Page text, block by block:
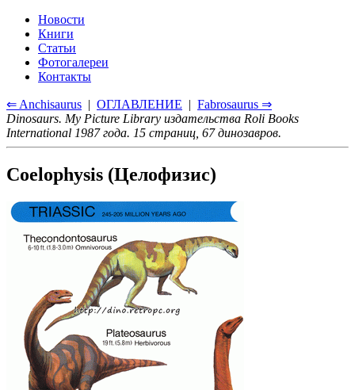
Новости
Книги
Статьи
Фотогалереи
Контакты
⇐ Anchisaurus | ОГЛАВЛЕНИЕ | Fabrosaurus ⇒
Dinosaurs. My Picture Library издательства Roli Books
International 1987 года. 15 страниц, 67 динозавров.
Coelophysis (Целофизис)